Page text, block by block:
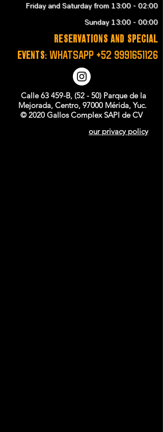
Friday and Saturday from 13:00 - 02:00
Sunday 13:00 - 00:00
RESERVATIONS and SPECIAL
EVENTS: WHATSAPP +52 9991651126
Calle 63 459-B, (52 - 50) Parque de la
Mejorada, Centro, 97000 Mérida, Yuc.
© 2020 Gallos Complex SAPI de CV
our privacy policy